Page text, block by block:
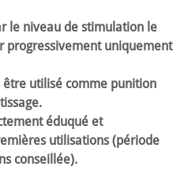
le niveau de stimulation le
progressivement uniquement
être utilisé comme punition
éduqué et
utilisations (période
conseillée).